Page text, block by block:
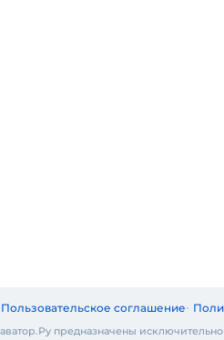
Пользовательское соглашение
предназначены